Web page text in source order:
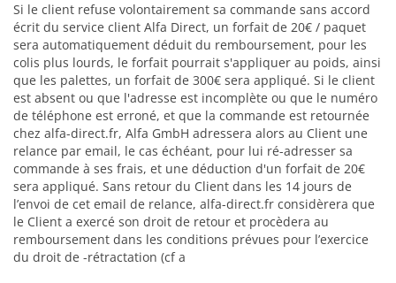
Si le client refuse volontairement sa commande sans accord
écrit du service client Alfa Direct, un forfait de 20€ / paquet
sera automatiquement déduit du remboursement, pour les
colis plus lourds, le forfait pourrait s'appliquer au poids, ainsi
que les palettes, un forfait de 300€ sera appliqué. Si le client
est absent ou que l'adresse est incomplète ou que le numéro
de téléphone est erroné, et que la commande est retournée
chez alfa-direct.fr, Alfa GmbH adressera alors au Client une
relance par email, le cas échéant, pour lui ré-adresser sa
commande à ses frais, et une déduction d'un forfait de 20€
sera appliqué. Sans retour du Client dans les 14 jours de
l’envoi de cet email de relance, alfa-direct.fr considèrera que
le Client a exercé son droit de retour et procèdera au
remboursement dans les conditions prévues pour l’exercice
du droit de -rétractation (cf a